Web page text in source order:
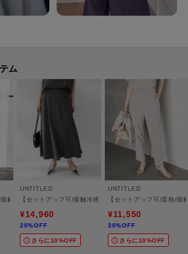
ただくと、より軽やかな印象に着ていただけます。
＊＊＊＊＊＊＊＊＊＊＊
ラで真夏の暑い時期にも快適に着られます。
ます。セットアップで着ると、お仕事だけでなく、
ーンにも合いそうです。
すが、適度に厚みもあり透けにくいです。
腕を自然にカバーしてる袖丈で安心感があります。
ッとしにくく、涼しく着られます。
あたりで、真夏もストレスフリーに着られます。洗
ム
触冷感/UVカット】リラクシーガウチョパンツ
UNTITLED
【セットアップ可/接触冷感/遮熱】リラクシーフレアスカ
¥14,960
20%OFF
さらに10%OFF
UNTITLED
【セットアップ可/遮熱/接
¥11,550
30%OFF
さらに10%OFF